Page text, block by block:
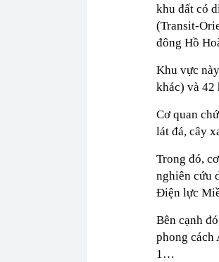
khu đất có
(Transit-
đông Hồ
Khu vực
khác) và 42
Cơ quan
lát đá, cây
Trong đó,
nghiên cứu
Điện lực
Bên cạnh
phong cách
1…